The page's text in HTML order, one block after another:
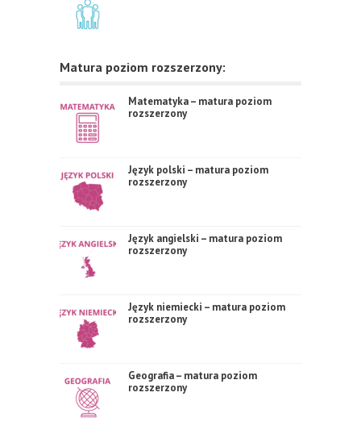
Matura poziom rozszerzony:
Matematyka – matura poziom
rozszerzony
Język polski – matura poziom
rozszerzony
Język angielski – matura poziom
rozszerzony
Język niemiecki – matura poziom
rozszerzony
Geografia – matura poziom
rozszerzony